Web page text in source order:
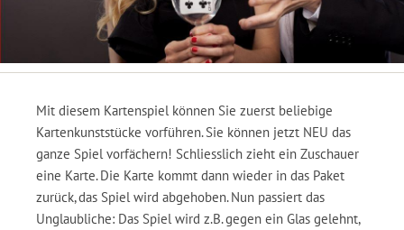
Mit diesem Kartenspiel können Sie zuerst beliebige
Kartenkunststücke vorführen. Sie können jetzt NEU das
ganze Spiel vorfächern! Schliesslich zieht ein Zuschauer
eine Karte. Die Karte kommt dann wieder in das Paket
zurück, das Spiel wird abgehoben. Nun passiert das
Unglaubliche: Das Spiel wird z.B. gegen ein Glas gelehnt,